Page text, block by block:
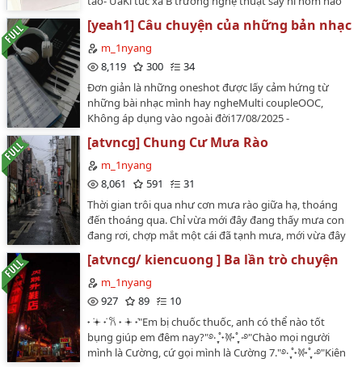
cũng lên trang trường, vì những cá thể đẹp trai, nhưng
ồn hơn cái chợ…
[yeah1] Câu chuyện của những bản nhạc
m_1nyang
8,119
300
34
Đơn giản là những oneshot được lấy cảm hứng từ
những bài nhạc mình hay ngheMulti coupleOOC,
Không áp dụng vào ngoài đời17/08/2025 -
[atvncg] Chung Cư Mưa Rào
m_1nyang
8,061
591
31
Thời gian trôi qua như cơn mưa rào giữa hạ, thoáng
đến thoáng qua. Chỉ vừa mới đây đang thấy mưa con
đang rơi, chợp mắt một cái đã tạnh mưa, mới vừa đây
mặt một cái đã trưởng thành, trở thành những bố của
các con.- Công nhận thời gian trôi qua mà chiều cao
thằng Nam nó không đổi he- Ê Ngoại truyện (or pặc
#atvncg 25/07/2025…
[atvncg/ kiencuong ] Ba lần trò chuyện
m_1nyang
927
89
10
˖ ݁𖥔 ݁˖ 𐙚 ˖ ݁𖥔 ݁˖"Em bị chuốc thuốc, anh có thể nào tốt
bụng giúp em đêm nay?"࿔‧ ֶָ֢˚˖𐦍˖˚ֶָ֢ ‧࿔"Chào mọi người
mình là Cường, cứ gọi mình là Cường 7."࿔‧ ֶָ֢˚˖𐦍˖˚ֶָ֢ ‧࿔"Kiên